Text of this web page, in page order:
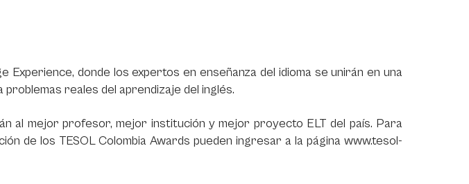
Experience, donde los expertos en enseñanza del idioma se unirán en una
reales del aprendizaje del inglés.
al mejor profesor, mejor institución y mejor proyecto ELT del país. Para
de los TESOL Colombia Awards pueden ingresar a la página www.tesol-